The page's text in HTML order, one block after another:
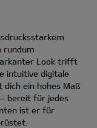
rundum
Look trifft
intuitive digitale
ein hohes Maß
bereit für jedes
ist er für